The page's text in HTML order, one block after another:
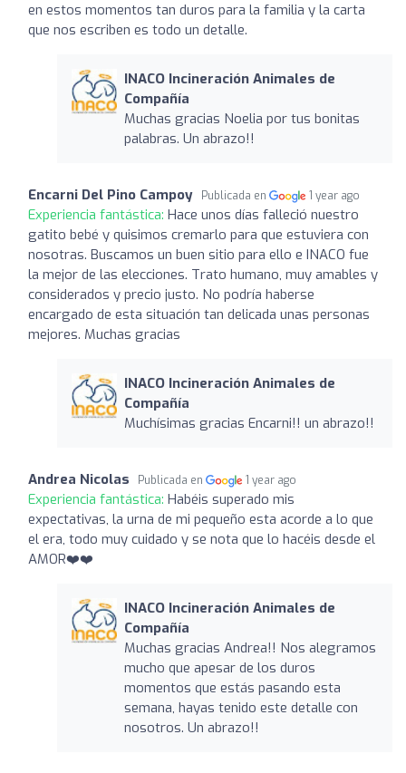
en estos momentos tan duros para la familia y la carta
que nos escriben es todo un detalle.
INACO Incineración Animales de
Compañía
Muchas gracias Noelia por tus bonitas
palabras. Un abrazo!!
Encarni Del Pino Campoy Publicada en 1 year ago
Experiencia fantástica: Hace unos días falleció nuestro
gatito bebé y quisimos cremarlo para que estuviera con
nosotras. Buscamos un buen sitio para ello e INACO fue
la mejor de las elecciones. Trato humano, muy amables y
considerados y precio justo. No podría haberse
encargado de esta situación tan delicada unas personas
mejores. Muchas gracias
INACO Incineración Animales de
Compañía
Muchísimas gracias Encarni!! un abrazo!!
Andrea Nicolas Publicada en 1 year ago
Experiencia fantástica: Habéis superado mis
expectativas, la urna de mi pequeño esta acorde a lo que
el era, todo muy cuidado y se nota que lo hacéis desde el
AMOR❤️❤️‍
INACO Incineración Animales de
Compañía
Muchas gracias Andrea!! Nos alegramos
mucho que apesar de los duros
momentos que estás pasando esta
semana, hayas tenido este detalle con
nosotros. Un abrazo!!